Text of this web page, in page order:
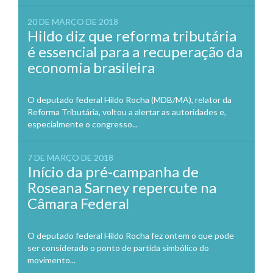
20 DE MARÇO DE 2018
Hildo diz que reforma tributária
é essencial para a recuperação da
economia brasileira
O deputado federal Hildo Rocha (MDB/MA), relator da
Reforma Tributária, voltou a alertar as autoridades e,
especialmente o congresso...
7 DE MARÇO DE 2018
Início da pré-campanha de
Roseana Sarney repercute na
Câmara Federal
O deputado federal Hildo Rocha fez ontem o que pode
ser considerado o ponto de partida simbólico do
movimento...